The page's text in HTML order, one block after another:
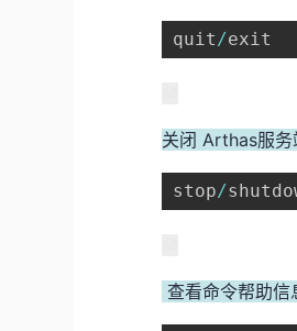
quit/exit
关闭 Arthas服务
stop/
查看命令帮助信